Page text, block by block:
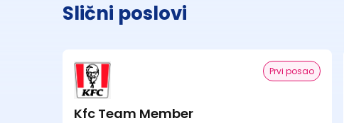
Slični poslovi
Prvi posao
Kfc Team Member